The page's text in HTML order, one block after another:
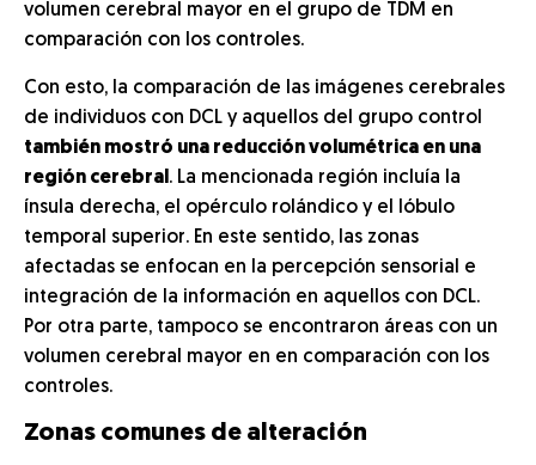
volumen cerebral mayor en el grupo de TDM en
comparación con los controles.
Con esto, la comparación de las imágenes cerebrales
de individuos con DCL y aquellos del grupo control
también mostró una reducción volumétrica en una
región cerebral . La mencionada región incluía la
ínsula derecha, el opérculo rolándico y el lóbulo
temporal superior. En este sentido, las zonas
afectadas se enfocan en la percepción sensorial e
integración de la información en aquellos con DCL.
Por otra parte, tampoco se encontraron áreas con un
volumen cerebral mayor en en comparación con los
controles.
Zonas comunes de alteración